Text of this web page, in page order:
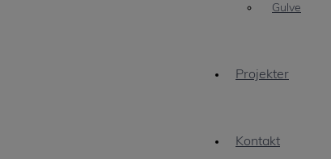
Gulve
Projekter
Kontakt